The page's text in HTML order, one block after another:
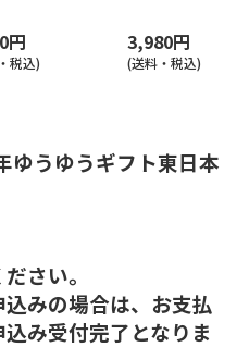
円
税込)
3,980円
(送料・税込)
うゆうギフト東日本
さい。
みの場合は、お支払
み受付完了となりま